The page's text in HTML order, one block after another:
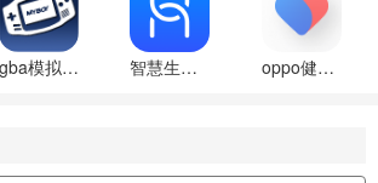
gba模拟器中文版下载手机版 智慧生活华为智能遥控软件官方正版下载 oppo健康软件下载最新版